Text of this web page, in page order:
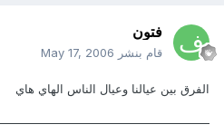
فتون
قام بنشر May 17, 2006
الفرق بين عيالنا وعيال الناس الهاي هاي